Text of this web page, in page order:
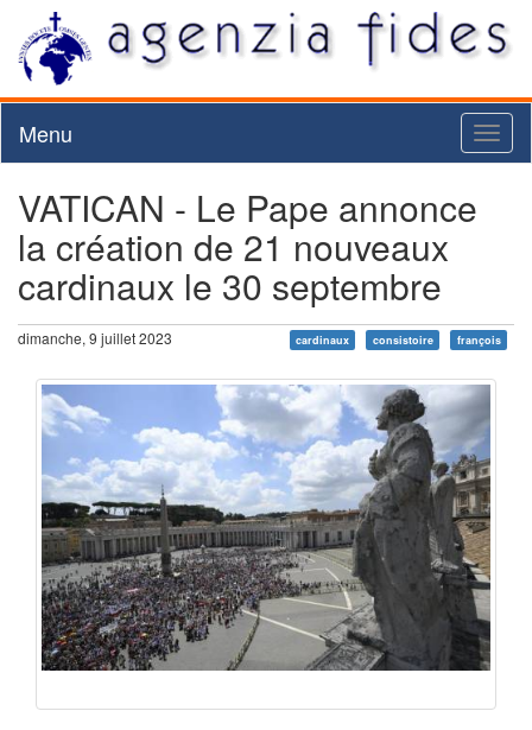
Menu
VATICAN - Le Pape annonce
la création de 21 nouveaux
cardinaux le 30 septembre
dimanche, 9 juillet 2023 cardinaux consistoire françois